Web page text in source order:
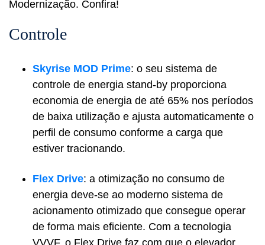
Modernização. Confira!
Controle
Skyrise MOD Prime: o seu sistema de
controle de energia stand-by proporciona
economia de energia de até 65% nos períodos
de baixa utilização e ajusta automaticamente o
perfil de consumo conforme a carga que
estiver tracionando.
Flex Drive: a otimização no consumo de
energia deve-se ao moderno sistema de
acionamento otimizado que consegue operar
de forma mais eficiente. Com a tecnologia
VVVF, o Flex Drive faz com que o elevador